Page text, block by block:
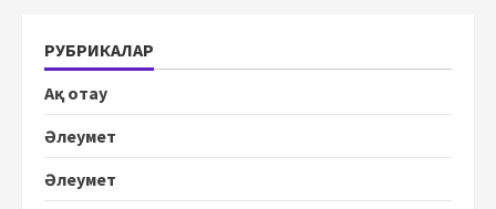
РУБРИКАЛАР
Ақ отау
Әлеумет
Әлеумет